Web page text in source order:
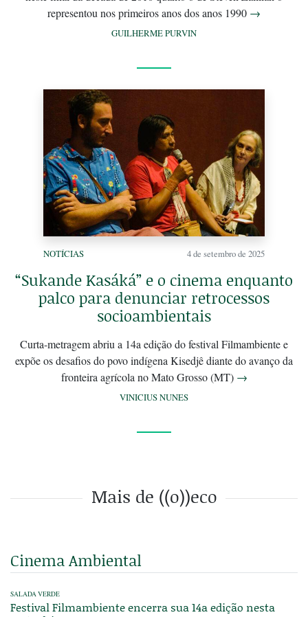
representou nos primeiros anos dos anos 1990 →
GUILHERME PURVIN
NOTÍCIAS 4 de setembro de 2025
“Sukande Kasáká” e o cinema enquanto
palco para denunciar retrocessos
socioambientais
Curta-metragem abriu a 14a edição do festival Filmambiente e
expõe os desafios do povo indígena Kisedjê diante do avanço da
fronteira agrícola no Mato Grosso (MT) →
VINICIUS NUNES
Mais de ((o))eco
Cinema Ambiental
SALADA VERDE
Festival Filmambiente encerra sua 14a edição nesta